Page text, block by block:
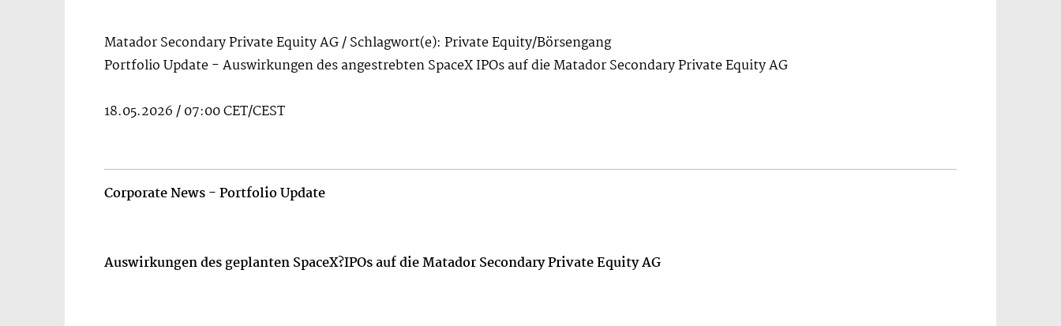
Matador Secondary Private Equity AG / Schlagwort(e): Private Equity/Börsengang
Portfolio Update - Auswirkungen des angestrebten SpaceX IPOs auf die Matador Secondary Private Equity AG
18.05.2026 / 07:00 CET/CEST
Corporate News - Portfolio Update
Auswirkungen des geplanten SpaceX?IPOs auf die Matador Secondary Private Equity AG